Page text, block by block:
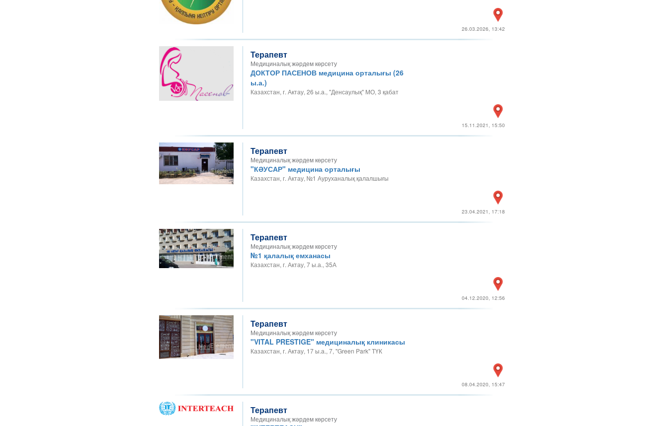
26.03.2026, 13:42
Терапевт
Медициналық жәрдем көрсету
ДОКТОР ПАСЕНОВ медицина орталығы (26
ы.а.)
Казахстан, г. Актау, 26 ы.а., "Денсаулық" МО, 3 қабат
15.11.2021, 15:50
Терапевт
Медициналық жәрдем көрсету
"КӘУСАР" медицина орталығы
Казахстан, г. Актау, №1 Ауруханалық қалалшығы
23.04.2021, 17:18
Терапевт
Медициналық жәрдем көрсету
№1 қалалық емханасы
Казахстан, г. Актау, 7 ы.а., 35А
04.12.2020, 12:56
Терапевт
Медициналық жәрдем көрсету
"VITAL PRESTIGE" медициналық клиникасы
Казахстан, г. Актау, 17 ы.а., 7, "Green Park" ТҮК
08.04.2020, 15:47
Терапевт
Медициналық жәрдем көрсету